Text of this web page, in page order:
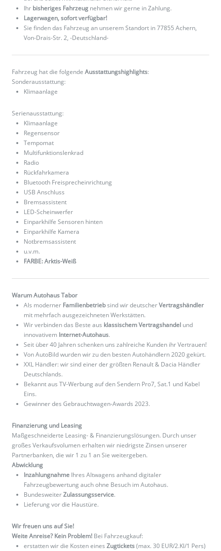
Ihr bisheriges Fahrzeug nehmen wir gerne in Zahlung.
Lagerwagen, sofort verfügbar!
Sie finden das Fahrzeug an unserem Standort in 77855 Achern,
Von-Drais-Str. 2, -Deutschland-
Fahrzeug hat die folgende Ausstattungshighlights:
Sonderausstattung:
Klimaanlage
Serienausstattung:
Klimaanlage
Regensensor
Tempomat
Multifunktionslenkrad
Radio
Rückfahrkamera
Bluetooth Freisprecheinrichtung
USB Anschluss
Bremsassistent
LED-Scheinwerfer
Einparkhilfe Sensoren hinten
Einparkhilfe Kamera
Notbremsassistent
u.v.m.
FARBE: Arktis-Weiß
Warum Autohaus Tabor
Als moderner Familienbetriebsind wir deutscherVertragshändler
mit mehrfach ausgezeichneten Werkstätten.
Wir verbinden das Beste aus klassischem Vertragshandel und
innovativem Internet-Autohaus.
Seit über 40 Jahren schenken uns zahlreiche Kunden ihr Vertrauen!
Von AutoBild wurden wir zu den besten Autohändlern 2020 gekürt.
XXL Händler: wir sind einer der größten Renault & Dacia Händler
Deutschlands.
Bekannt aus TV-Werbung auf den Sendern Pro7, Sat.1 und Kabel
Eins.
Gewinner des Gebrauchtwagen-Awards 2023.
Finanzierung und Leasing
Maßgeschneiderte Leasing- & Finanzierungslösungen. Durch unser
großes Verkaufsvolumen erhalten wir niedrigste Zinsen unserer
Partnerbanken, die wir 1 zu 1 an Sie weitergeben.
Abwicklung
Inzahlungnahme Ihres Altwagens anhand digitaler
Fahrzeugbewertung auch ohne Besuch im Autohaus.
BundesweiterZulassungsservice.
Lieferung vor die Haustüre.
Wir freuen uns auf Sie!
Weite Anreise? Kein Problem! Bei Fahrzeugkauf:
erstatten wir die Kosten eines Zugtickets(max. 30 EUR/2.Kl/1 Pers)